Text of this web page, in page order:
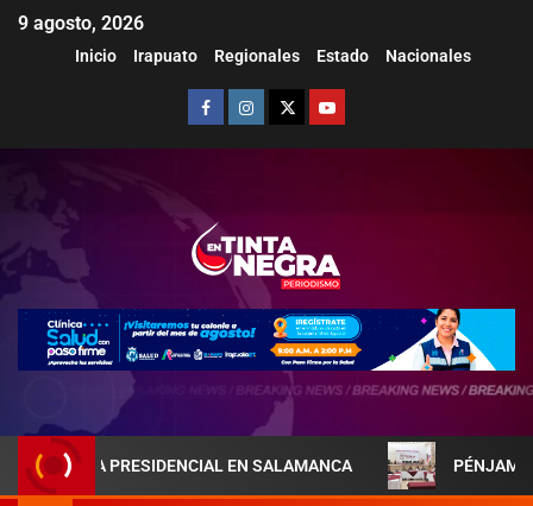
9 agosto, 2026
Inicio Irapuato Regionales Estado Nacionales
PRESIDENCIAL EN SALAMANCA PÉNJAMO